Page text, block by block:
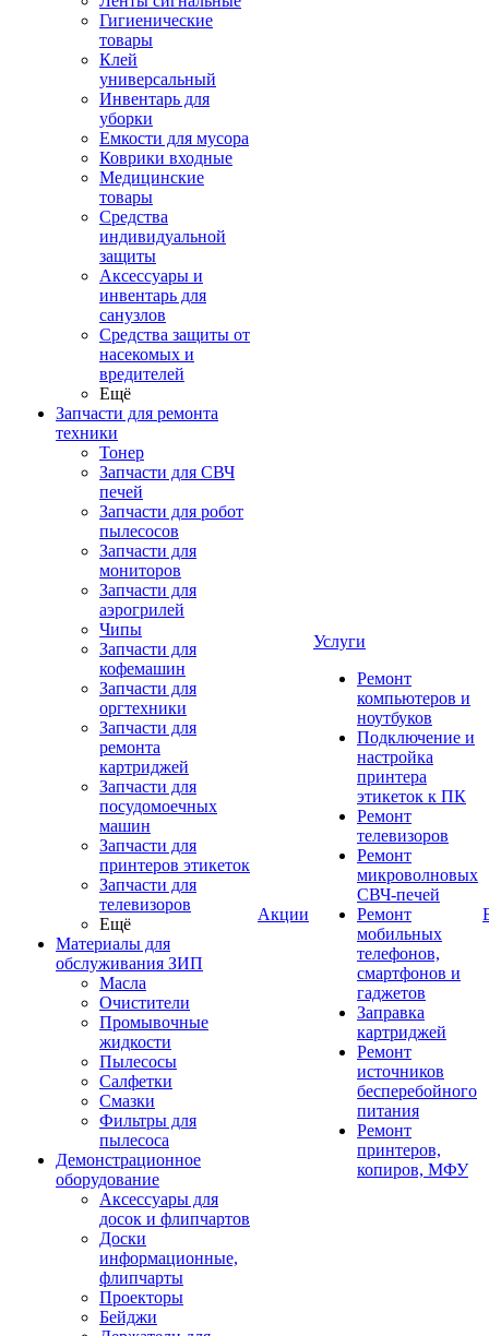
Гигиенические
товары
Клей
универсальный
Инвентарь для
уборки
Емкости для мусора
Коврики входные
Медицинские
товары
Средства
индивидуальной
защиты
Аксессуары и
инвентарь для
санузлов
Средства защиты от
насекомых и
вредителей
Ещё
Запчасти для ремонта
техники
Тонер
Запчасти для СВЧ
печей
Запчасти для робот
пылесосов
Запчасти для
мониторов
Запчасти для
аэрогрилей
Чипы
Запчасти для
кофемашин
Запчасти для
оргтехники
Запчасти для
ремонта
картриджей
Запчасти для
посудомоечных
машин
Запчасти для
принтеров этикеток
Запчасти для
телевизоров
Ещё
Материалы для
обслуживания ЗИП
Масла
Очистители
Промывочные
жидкости
Пылесосы
Салфетки
Смазки
Фильтры для
пылесоса
Демонстрационное
оборудование
Аксессуары для
досок и флипчартов
Доски
информационные,
флипчарты
Проекторы
Бейджи
Акции
Услуги
Ремонт
компьютеров и
ноутбуков
Подключение и
настройка
принтера
этикеток к ПК
Ремонт
телевизоров
Ремонт
микроволновых
СВЧ-печей
Ремонт
мобильных
телефонов,
смартфонов и
гаджетов
Заправка
картриджей
Ремонт
источников
бесперебойного
питания
Ремонт
принтеров,
копиров, МФУ